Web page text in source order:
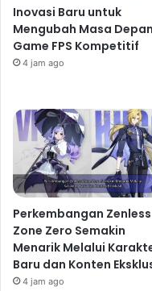
Inovasi Baru untuk
Mengubah Masa Depan
Game FPS Kompetitif
4 jam ago
Perkembangan Zenless
Zone Zero Semakin
Menarik Melalui
Baru dan Konten
4 jam ago